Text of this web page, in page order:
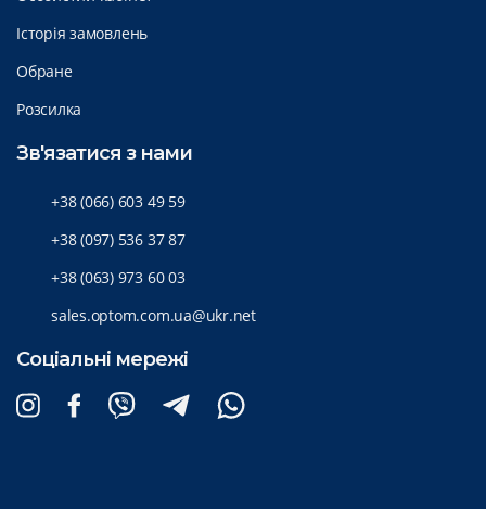
Історія замовлень
Обране
Розсилка
Зв'язатися з нами
+38 (066) 603 49 59
+38 (097) 536 37 87
+38 (063) 973 60 03
sales.optom.com.ua@ukr.net
Соціальні мережі